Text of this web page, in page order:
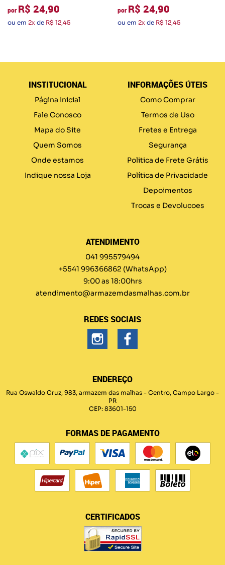
por R$ 24,90
ou em 2x de R$ 12,45
por R$ 24,90
ou em 2x de R$ 12,45
INSTITUCIONAL
Página Inicial
Fale Conosco
Mapa do Site
Quem Somos
Onde estamos
Indique nossa Loja
INFORMAÇÕES ÚTEIS
Como Comprar
Termos de Uso
Fretes e Entrega
Segurança
Politica de Frete Grátis
Política de Privacidade
Depoimentos
Trocas e Devolucoes
ATENDIMENTO
041 995579494
+5541 996366862 (WhatsApp)
9:00 as 18:00hrs
atendimento@armazemdasmalhas.com.br
REDES SOCIAIS
ENDEREÇO
Rua Oswaldo Cruz, 983, armazem das malhas - Centro, Campo Largo -
PR
CEP: 83601-150
FORMAS DE PAGAMENTO
CERTIFICADOS